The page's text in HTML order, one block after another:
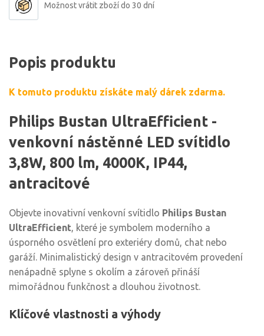
Možnost vrátit zboží do 30 dní
Popis produktu
K tomuto produktu získáte malý dárek zdarma.
Philips Bustan UltraEfficient -
venkovní nástěnné LED svítidlo
3,8W, 800 lm, 4000K, IP44,
antracitové
Objevte inovativní venkovní svítidlo Philips Bustan
UltraEfficient, které je symbolem moderního a
úsporného osvětlení pro exteriéry domů, chat nebo
garáží. Minimalistický design v antracitovém provedení
nenápadně splyne s okolím a zároveň přináší
mimořádnou funkčnost a dlouhou životnost.
Klíčové vlastnosti a výhody